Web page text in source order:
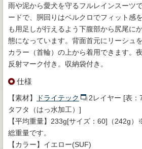
雨や泥から愛犬を守るフルレインスーツ
ードで、胴回りはベルクロでフィット感
も用足しが行えるよう下腹部から尻尾に
態になっています。背面首元にリーシュ
カラー（首輪）の上から着用できます。
反射マーク付き。収納袋付き。
仕様
【素材】 ドライテック
2レイヤー [表：
タフタ（はっ水加工）]
【平均重量】233g[サイズ：60]（242g
総重量です。
【カラー】イエロー(SUF)